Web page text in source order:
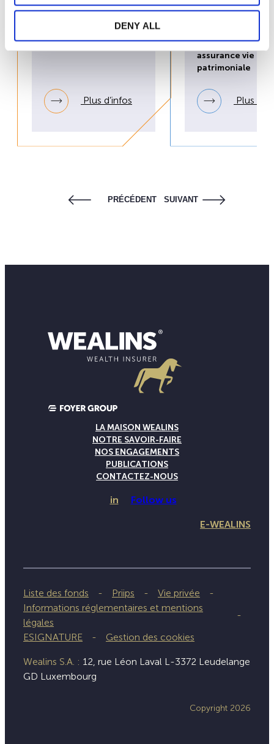
DENY ALL
partenaires : dans les
opérationnelle
Plus d’infos
année 2025
référence en
assurance vie
patrimoniale
Plus
PRÉCÉDENT SUIVANT
LA MAISON WEALINS
NOTRE SAVOIR-FAIRE
NOS ENGAGEMENTS
PUBLICATIONS
CONTACTEZ-NOUS
in Follow us
E-WEALINS
Liste des fonds Priips
Vie privée
Informations réglementaires et mentions
légales
ESIGNATURE
Gestion des cookies
Wealins S.A. : 12, rue Léon Laval L-3372 Leudelange
GD Luxembourg
Copyright 2026